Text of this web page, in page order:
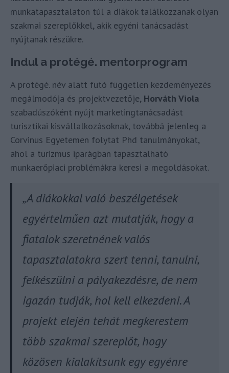
munkatapasztalaton túl a diákok találkozzanak olyan
szakmai szereplőkkel, akik egyéni tanácsadást
nyújtanak részükre.
Indul a protégé. mentorprogram
A protégé. név alatt futó független kezdeményezés
megálmodója és projektvezetője, Horváth Viola
szabadúszóként nyújt marketingtanácsadást
turisztikai kisvállalkozásoknak, továbbá jelenleg a
Corvinus Egyetemen folytat Phd tanulmányokat,
ahol a turizmus iparágban tapasztalható
munkaerőpiaci problémákra keresi a megoldásokat.
„A diákokkal való beszélgetések
egyértelműen azt mutatják, hogy a
fiatalok szeretnének valós
tapasztalatokra szert tenni, tanulni,
felkészülni a pályakezdésre, de nem
igazán tudják, hol kell elkezdeni. A
projekt elején tehát megkerestem
több szakmai szereplőt, hogy
közösen kialakítsunk egy egyénre